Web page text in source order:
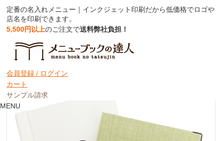
定番の名入れメニュー｜インクジェット印刷だから低価格でロゴや
店名を印刷できます。
5,500円以上のご注文で送料弊社負担！
会員登録 / ログイン
カート
サンプル請求
MENU
名入れ印刷メニューブック